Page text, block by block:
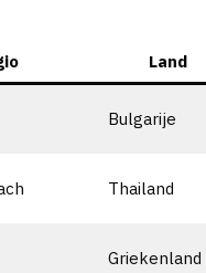
Land
Bulgarije
Thailand
Griekenland